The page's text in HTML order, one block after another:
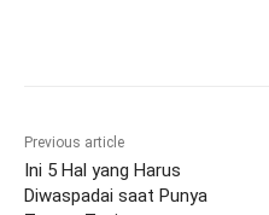
Previous article
Ini 5 Hal yang Harus
Diwaspadai saat Punya